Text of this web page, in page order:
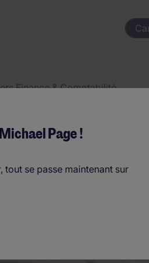
Finance & Comptabilité
- Fiche
Page !
tout se passe maintenant sur